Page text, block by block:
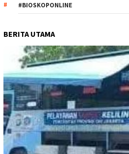
#BIOSKOPONLINE
BERITA UTAMA